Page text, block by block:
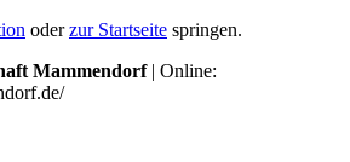
oderzur Startseite springen.
Mammendorf| Online: